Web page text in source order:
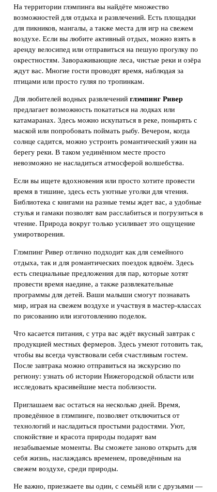
На территории глэмпинга вы найдёте множество
возможностей для отдыха и развлечений. Есть площадки
для пикников, мангалы, а также места для игр на свежем
воздухе. Если вы любите активный отдых, можно взять в
аренду велосипед или отправиться на пешую прогулку по
окрестностям. Завораживающие леса, чистые реки и озёра
ждут вас. Многие гости проводят время, наблюдая за
птицами или просто гуляя по тропинкам.
Для любителей водных развлечений глэмпинг Ривер
предлагает возможность покататься на лодках или
катамаранах. Здесь можно искупаться в реке, понырять с
маской или попробовать поймать рыбу. Вечером, когда
солнце садится, можно устроить романтический ужин на
берегу реки. В таком уединённом месте просто
невозможно не насладиться атмосферой волшебства.
Если вы ищете вдохновения или просто хотите провести
время в тишине, здесь есть уютные уголки для чтения.
Библиотека с книгами на разные темы ждет вас, а удобные
стулья и гамаки позволят вам расслабиться и погрузиться в
чтение. Природа вокруг только усиливает это ощущение
умиротворения.
Глэмпинг Ривер отлично подходит как для семейного
отдыха, так и для романтических поездок вдвоём. Здесь
есть специальные предложения для пар, которые хотят
провести время наедине, а также развлекательные
программы для детей. Ваши малыши смогут познавать
мир, играя на свежем воздухе и участвуя в мастер-классах
по рисованию или изготовлению поделок.
Что касается питания, с утра вас ждёт вкусный завтрак с
продукцией местных фермеров. Здесь умеют готовить так,
чтобы вы всегда чувствовали себя счастливым гостем.
После завтрака можно отправиться на экскурсию по
региону: узнать об истории Нижегородской области или
исследовать красивейшие места поблизости.
Приглашаем вас остаться на несколько дней. Время,
проведённое в глэмпинге, позволяет отключиться от
технологий и насладиться простыми радостями. Уют,
спокойствие и красота природы подарят вам
незабываемые моменты. Вы сможете заново открыть для
себя жизнь, наслаждаясь временем, проведённым на
свежем воздухе, среди природы.
Не важно, приезжаете вы один, с семьёй или с друзьями —